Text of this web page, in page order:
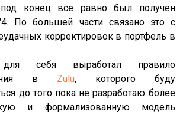
конец все равно был получен
По большей части связано это с
корректировок в портфель в
себя выработал правило
в Zulu, которого буду
до того пока не разработаю более
и формализованную модель